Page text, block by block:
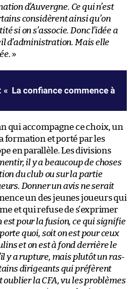
d’Auvergne. Ce qui n’est
considèrent ainsi qu’on
si on s’associe. Donc l’idée a
d’administration. Mais elle
»
« La confiance commence à
qui accompagne ce choix, un
formation et porté par les
en parallèle. Les divisions
il y a beaucoup de choses
du club ou sur la partie
Donner un avis ne serait
un des jeunes joueurs qui
et qui refuse de s’exprimer
est pour la fusion, ce qui signifie
quoi, soit on est pour ceux
et on est à fond derrière le
y a rupture, mais plutôt un ras-
dirigeants qui préfèrent
la CFA, vu les problèmes